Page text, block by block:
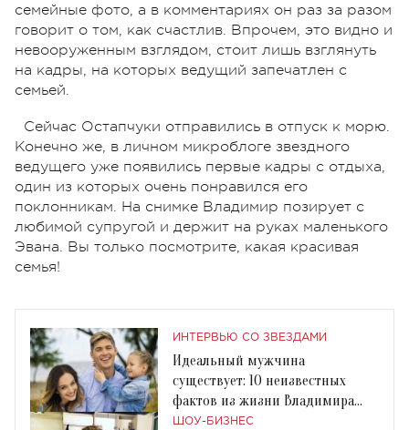
семейные фото, а в комментариях он раз за разом
говорит о том, как счастлив. Впрочем, это видно и
невооруженным взглядом, стоит лишь взглянуть
на кадры, на которых ведущий запечатлен с
семьей.
Сейчас Остапчуки отправились в отпуск к морю.
Конечно же, в личном микроблоге звездного
ведущего уже появились первые кадры с отдыха,
один из которых очень понравился его
поклонникам. На снимке Владимир позирует с
любимой супругой и держит на руках маленького
Эвана. Вы только посмотрите, какая красивая
семья!
ИНТЕРВЬЮ СО ЗВЕЗДАМИ
Идеальный мужчина
существует: 10 неизвестных
фактов из жизни Владимира
Остапчука
ШОУ-БИЗНЕС